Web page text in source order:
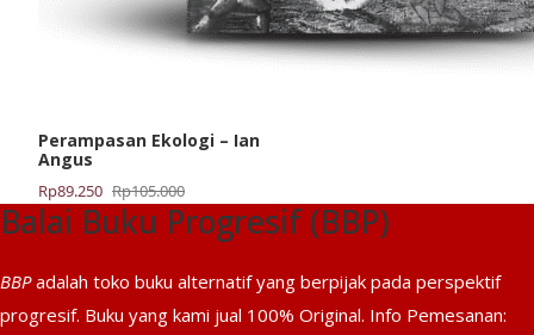
Perampasan Ekologi – Ian
Angus
Rp105.000
Harga
aslinya
adalah:
Rp89.250
Harga
saat
ini
Rp89.250.
Balai Buku Progresif (BBP)
BBPadalah toko buku alternatif yang berpijak pada perspektif
progresif. Buku yang kami jual 100% Original. Info Pemesanan: